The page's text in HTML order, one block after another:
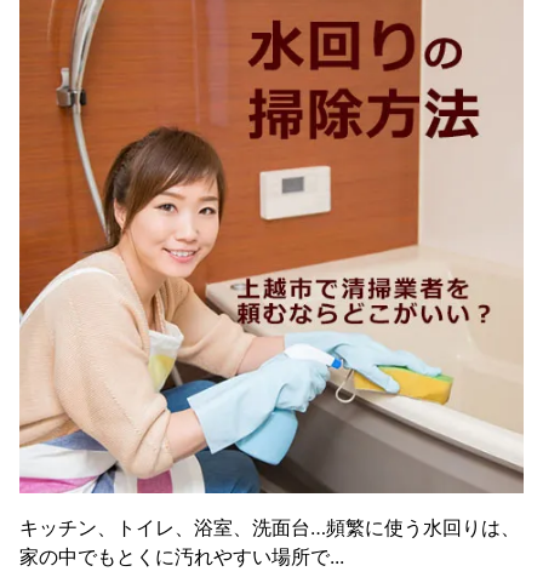
キッチン、トイレ、浴室、洗面台…頻繁に使う水回りは、
家の中でもとくに汚れやすい場所で...